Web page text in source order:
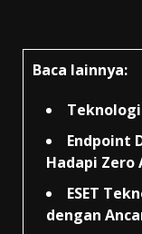
Baca lainnya:
Teknologi
Endpoint
Hadapi
ESET
dengan